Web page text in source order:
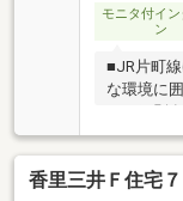
モニタ付イ
ン
■JR片町
な環境に
ンで家事
香里三井Ｆ住宅